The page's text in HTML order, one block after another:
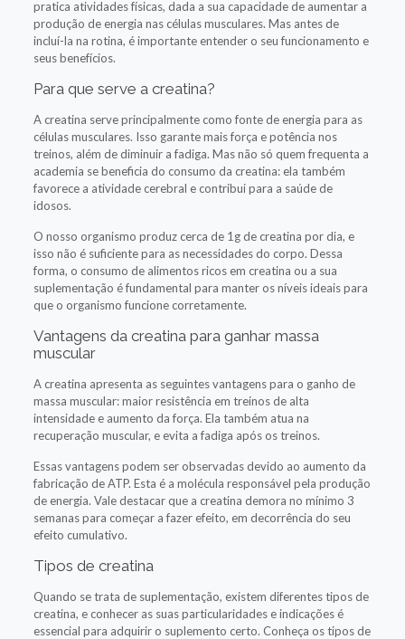
pratica atividades físicas, dada a sua capacidade de aumentar a
produção de energia nas células musculares. Mas antes de
incluí-la na rotina, é importante entender o seu funcionamento e
seus benefícios.
Para que serve a creatina?
A creatina serve principalmente como fonte de energia para as
células musculares. Isso garante mais força e potência nos
treinos, além de diminuir a fadiga. Mas não só quem frequenta a
academia se beneficia do consumo da creatina: ela também
favorece a atividade cerebral e contribui para a saúde de
idosos.
O nosso organismo produz cerca de 1g de creatina por dia, e
isso não é suficiente para as necessidades do corpo. Dessa
forma, o consumo de alimentos ricos em creatina ou a sua
suplementação é fundamental para manter os níveis ideais para
que o organismo funcione corretamente.
Vantagens da creatina para ganhar massa
muscular
A creatina apresenta as seguintes vantagens para o ganho de
massa muscular: maior resistência em treinos de alta
intensidade e aumento da força. Ela também atua na
recuperação muscular, e evita a fadiga após os treinos.
Essas vantagens podem ser observadas devido ao aumento da
fabricação de ATP. Esta é a molécula responsável pela produção
de energia. Vale destacar que a creatina demora no mínimo 3
semanas para começar a fazer efeito, em decorrência do seu
efeito cumulativo.
Tipos de creatina
Quando se trata de suplementação, existem diferentes tipos de
creatina, e conhecer as suas particularidades e indicações é
essencial para adquirir o suplemento certo. Conheça os tipos de